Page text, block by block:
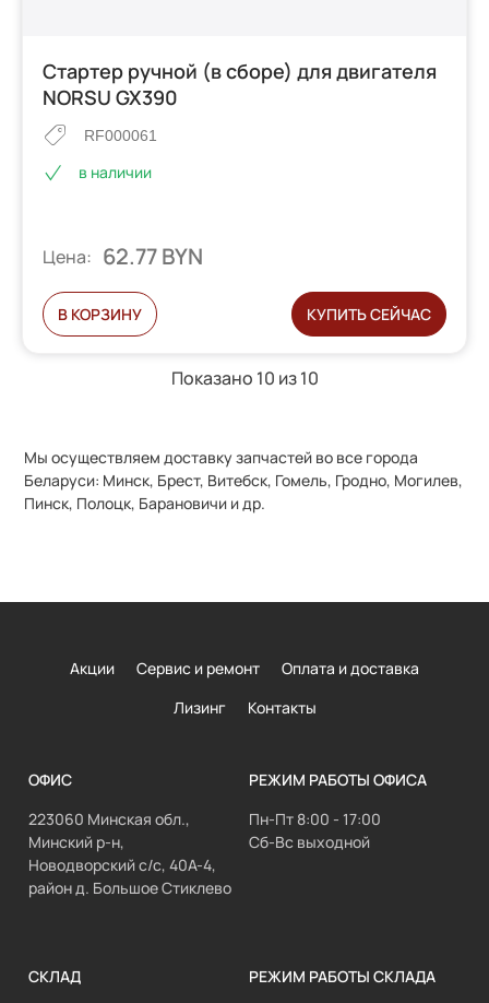
Стартер ручной (в сборе) для двигателя
NORSU GX390
RF000061
в наличии
Цена: 62.77 BYN
В КОРЗИНУ КУПИТЬ СЕЙЧАС
Показано 10 из10
Мы осуществляем доставку запчастей во все города
Беларуси: Минск, Брест, Витебск, Гомель, Гродно, Могилев,
Пинск, Полоцк, Барановичи и др.
Акции Сервис и ремонт
Оплата и доставка
Лизинг
Контакты
ОФИС
223060 Минская обл.,
Минский р-н,
Новодворский с/с, 40А-4,
район д. Большое Стиклево
РЕЖИМ РАБОТЫ ОФИСА
Пн-Пт 8:00 - 17:00
Сб-Вс выходной
СКЛАД
РЕЖИМ РАБОТЫ СКЛАДА